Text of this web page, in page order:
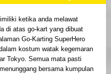
ketika anda melawat
di atas go-kart yang dibuat
Go-Karting SuperHero
kostum watak kegemaran
Tokyo. Semua mata pasti
bersama kumpulan